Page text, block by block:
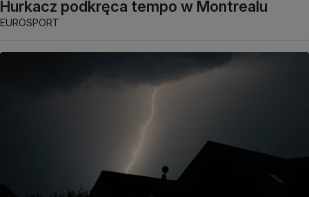
Hurkacz podkręca tempo w Montrealu
EUROSPORT